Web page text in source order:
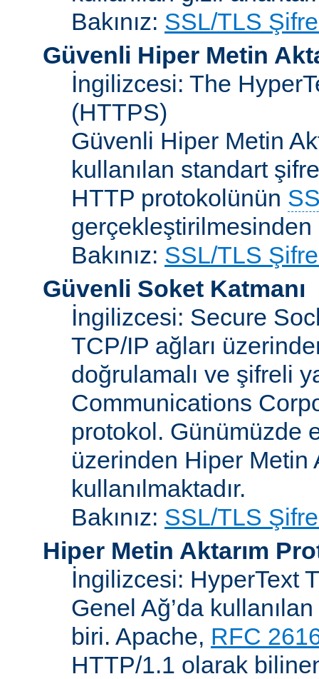
Bakınız: SSL/TLS
Güvenli Hiper Metin
İngilizcesi: The
(HTTPS)
Güvenli Hiper Metin
kullanılan standart
HTTP protokolünün
Bakınız: SSL/TLS
Güvenli Soket Katmanı
İngilizcesi: Secure
TCP/IP ağları
doğrulamalı ve şifreli
Communications
protokol. Günümüzde
üzerinden Hiper Metin
kullanılmaktadır.
Bakınız: SSL/TLS
Hiper Metin Aktarım
İngilizcesi: HyperText
Genel Ağ’da
biri. Apache, RFC
HTTP/1.1 olarak